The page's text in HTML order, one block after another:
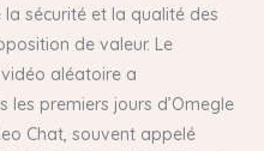
sécurité et la qualité des
de valeur. Le
aléatoire a
les premiers jours d’Omegle
Chat, souvent appelé